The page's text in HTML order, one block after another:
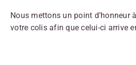
Nous mettons un point d’honneur
votre colis afin que celui-ci arrive